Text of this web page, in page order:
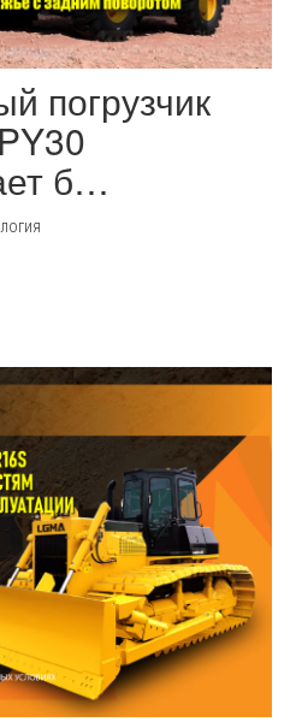
погрузчик
б…